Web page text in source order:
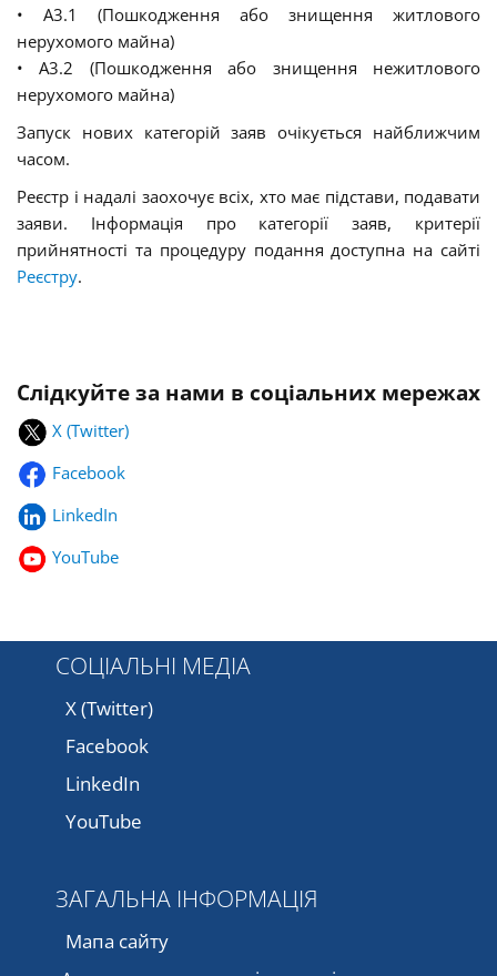
• A3.1 (Пошкодження або знищення житлового
нерухомого майна)
• A3.2 (Пошкодження або знищення нежитлового
нерухомого майна)
Запуск нових категорій заяв очікується найближчим
часом.
Реєстр і надалі заохочує всіх, хто має підстави, подавати
заяви. Інформація про категорії заяв, критерії
прийнятності та процедуру подання доступна на сайті
Реєстру.
Слідкуйте за нами в соціальних мережах
X (Twitter)
Facebook
LinkedIn
YouTube
СОЦІАЛЬНІ МЕДІА
X (Twitter)
Facebook
LinkedIn
YouTube
ЗАГАЛЬНА ІНФОРМАЦІЯ
Мапа сайту